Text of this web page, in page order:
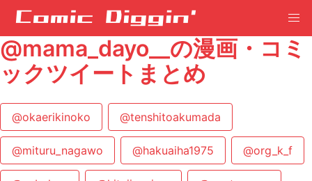
@mama_dayo__の漫画・コミ
ックツイートまとめ
@okaerikinoko @tenshitoakumada
@mituru_nagawo @hakuaiha1975 @org_k_f